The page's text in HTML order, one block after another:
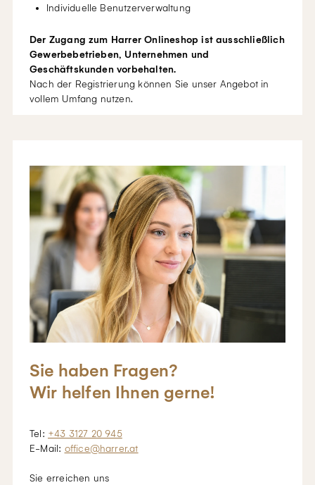
Individuelle Benutzerverwaltung
Der Zugang zum Harrer Onlineshop ist ausschließlich
Gewerbebetrieben, Unternehmen und
Geschäftskunden vorbehalten.
Nach der Registrierung können Sie unser Angebot in
vollem Umfang nutzen.
Sie haben Fragen?
Wir helfen Ihnen gerne!
Tel: +43 3127 20 945
E-Mail: office@harrer.at
Sie erreichen uns